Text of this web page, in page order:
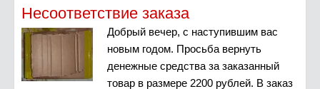
Несоответствие заказа
Добрый вечер, с наступившим вас
новым годом. Просьба вернуть
денежные средства за заказанный
товар в размере 2200 рублей. В заказ